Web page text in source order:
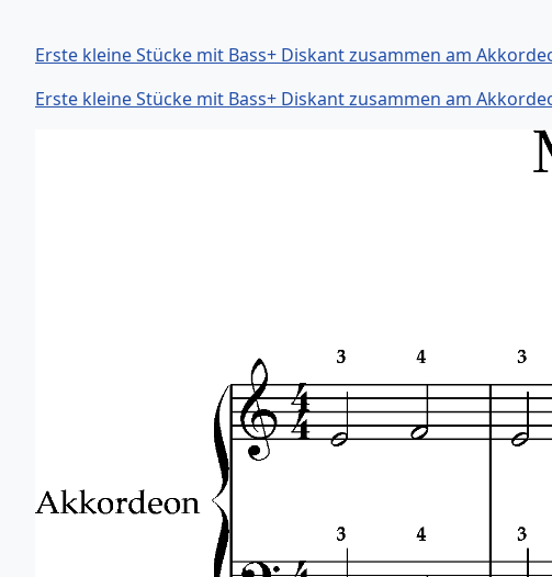
Erste kleine Stücke mit Bass+ Diskant zusammen am
Erste kleine Stücke mit Bass+ Diskant zusammen am